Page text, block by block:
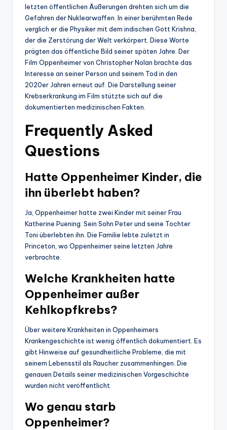
letzten öffentlichen Äußerungen drehten sich um die
Gefahren der Nuklearwaffen. In einer berühmten Rede
verglich er die Physiker mit dem indischen Gott Krishna,
der die Zerstörung der Welt verkörpert. Diese Worte
prägten das öffentliche Bild seiner späten Jahre. Der
Film Oppenheimer von Christopher Nolan brachte das
Interesse an seiner Person und seinem Tod in den
2020er Jahren erneut auf. Die Darstellung seiner
Krebserkrankung im Film stützte sich auf die
dokumentierten medizinischen Fakten.
Frequently Asked
Questions
Hatte Oppenheimer Kinder, die
ihn überlebt haben?
Ja, Oppenheimer hatte zwei Kinder mit seiner Frau
Katherine Puening. Sein Sohn Peter und seine Tochter
Toni überlebten ihn. Die Familie lebte zuletzt in
Princeton, wo Oppenheimer seine letzten Jahre
verbrachte.
Welche Krankheiten hatte
Oppenheimer außer
Kehlkopfkrebs?
Über weitere Krankheiten in Oppenheimers
Krankengeschichte ist wenig öffentlich dokumentiert. Es
gibt Hinweise auf gesundheitliche Probleme, die mit
seinem Lebensstil als Raucher zusammenhingen. Die
genauen Details seiner medizinischen Vorgeschichte
wurden nicht veröffentlicht.
Wo genau starb
Oppenheimer?